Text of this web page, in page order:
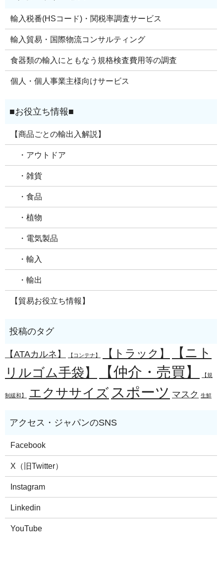
輸入税番(HSコード)・関税率調査サービス
輸入貿易・国際物流コンサルティング
食器類の輸入にともなう規格検査費用等の調査
個人・個人事業主様向けサービス
【商品ごとの輸出入解説】
・アウトドア
・雑貨
・食品
・植物
・電気製品
・輸入
・輸出
【貿易お役立ち情報】
【ATAカルネ】 【コンテナ】 【トラック】
【ニト
リルゴム手袋】
【仲介・売買】 【規
制緩和】 エクササイズ スポーツ マスク 生鮮
Facebook
X（旧Twitter）
Instagram
Linkedin
YouTube